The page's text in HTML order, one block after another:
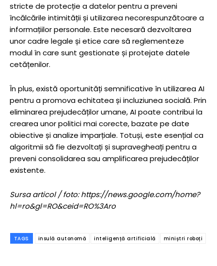
stricte de protecție a datelor pentru a preveni
încălcările intimității și utilizarea necorespunzătoare a
informațiilor personale. Este necesară dezvoltarea
unor cadre legale și etice care să reglementeze
modul în care sunt gestionate și protejate datele
cetățenilor.
În plus, există oportunități semnificative în utilizarea AI
pentru a promova echitatea și incluziunea socială. Prin
eliminarea prejudecăților umane, AI poate contribui la
crearea unor politici mai corecte, bazate pe date
obiective și analize imparțiale. Totuși, este esențial ca
algoritmii să fie dezvoltați și supravegheați pentru a
preveni consolidarea sau amplificarea prejudecăților
existente.
Sursa articol / foto: https://news.google.com/home?
hl=ro&gl=RO&ceid=RO%3Aro
TAGS insulă autonomă inteligență artificială miniștri roboți